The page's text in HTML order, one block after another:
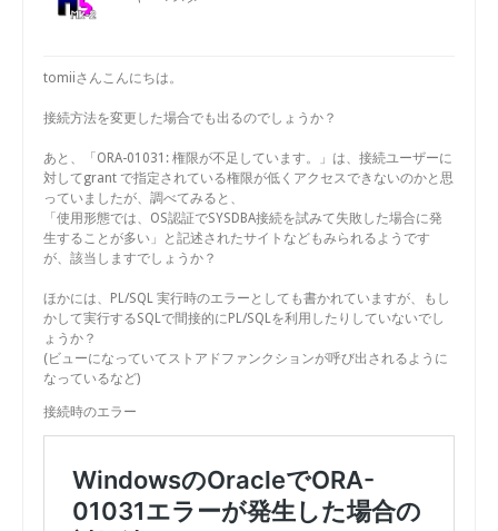
tomiiさんこんにちは。
接続方法を変更した場合でも出るのでしょうか？
あと、「ORA-01031: 権限が不足しています。」は、接続ユーザーに
対してgrant で指定されている権限が低くアクセスできないのかと思
っていましたが、調べてみると、
「使用形態では、OS認証でSYSDBA接続を試みて失敗した場合に発
生することが多い」と記述されたサイトなどもみられるようです
が、該当しますでしょうか？
ほかには、PL/SQL 実行時のエラーとしても書かれていますが、もし
かして実行するSQLで間接的にPL/SQLを利用したりしていないでし
ょうか？
(ビューになっていてストアドファンクションが呼び出されるように
なっているなど)
接続時のエラー